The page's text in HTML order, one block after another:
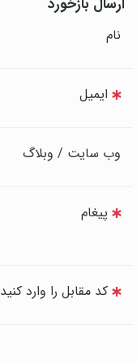
ارسال بازخورد
نام
ایمیل
وب سایت / وبلاگ
پیغام
کد مقابل را وارد کنید